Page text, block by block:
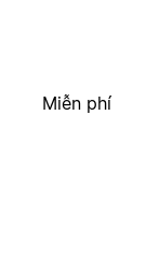
Miễn phí